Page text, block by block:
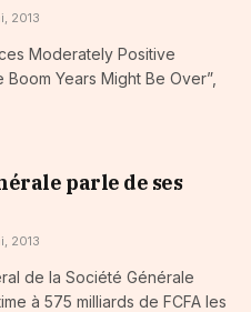
2013
Moderately Positive
Years Might Be Over”,
parle de ses
2013
de la Société Générale
à 575 milliards de FCFA les